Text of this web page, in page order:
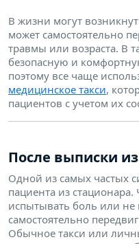
В жизни могут
может самостоятельно
травмы или возраста. В
безопасную и
поэтому все чаще
медицинское такси,
пациентов с учетом их
После выписки
Одной из самых частых
пациента из
испытывать боль или не
самостоятельно
Обычное такси или